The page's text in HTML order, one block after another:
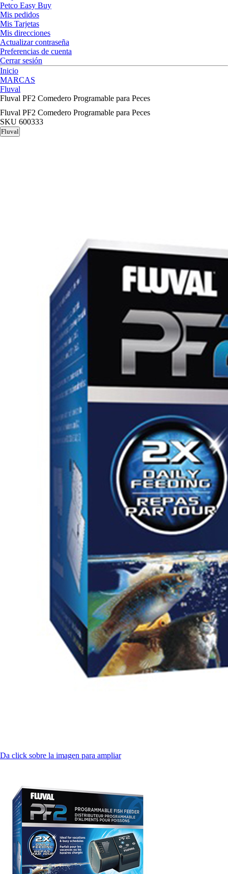
Petco Easy Buy
Mis pedidos
Mis Tarjetas
Mis direcciones
Actualizar contraseña
Preferencias de cuenta
Cerrar sesión
Inicio
MARCAS
Fluval
Fluval PF2 Comedero Programable para Peces
Fluval PF2 Comedero Programable para Peces
SKU 600333
Fluval
Da click sobre la imagen para ampliar